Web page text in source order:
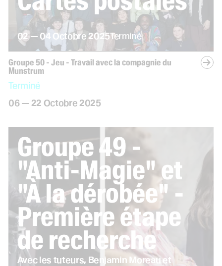
du
02 — au
04 octobre
Octobre 2025Terminé
Groupe 50 - Jeu - Travail avec la compagnie du
Munstrum
Terminé
du
06 — au
22 octobre
Octobre 2025
Groupe 49 -
"Anti-Magie" et
"À la dérobée" -
Première étape
de recherche
Avec les tuteurs, Benjamin Moreau et
Ciel !
Le concours